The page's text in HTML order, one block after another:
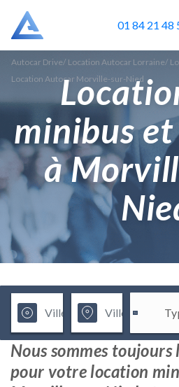
01 84 21 48
Autocar Drive/ Location Autocar Lorraine/
Location Autocar Morville-sur-Nied
minibus
à
Nous sommes
pour votre location